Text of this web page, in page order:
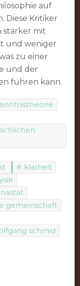
auf
Diese Kritiker
stärker mit
und weniger
zu einer
und der
führen kann.
klarheit
gemeinschaft
schmid